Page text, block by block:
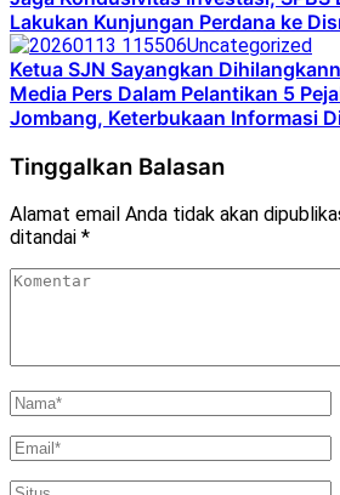
Lakukan Kunjungan Perdana ke
Uncategorized
Ketua SJN Sayangkan
Media Pers Dalam Pelantikan 5
Jombang, Keterbukaan Informasi
Tinggalkan Balasan
Alamat email Anda tidak akan
ditandai *